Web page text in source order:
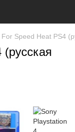
Speed Heat PS4